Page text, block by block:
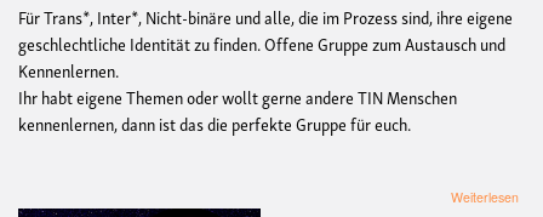
Für Trans*, Inter*, Nicht-binäre und alle, die im Prozess sind, ihre eigene
geschlechtliche Identität zu finden. Offene Gruppe zum Austausch und
Kennenlernen.
Ihr habt eigene Themen oder wollt gerne andere TIN Menschen
kennenlernen, dann ist das die perfekte Gruppe für euch.
Weiterlesen